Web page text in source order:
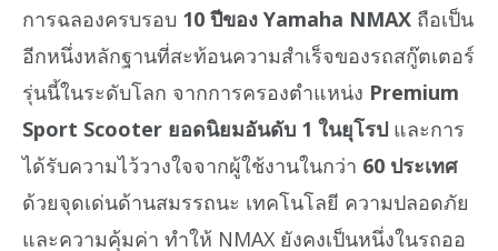
การฉลองครบรอบ 10 ปีของ Yamaha NMAX ถือเป็น
อีกหนึ่งหลักฐานที่สะท้อนความสำเร็จของรถสกู๊ตเตอร์
รุ่นนี้ในระดับโลก จากการครองตำแหน่ง Premium
Sport Scooter ยอดนิยมอันดับ 1 ในยุโรป และการ
ได้รับความไว้วางใจจากผู้ใช้งานในกว่า 60 ประเทศ
ด้วยจุดเด่นด้านสมรรถนะ เทคโนโลยี ความปลอดภัย
และความคุ้มค่า ทำให้ NMAX ยังคงเป็นหนึ่งในรถออ